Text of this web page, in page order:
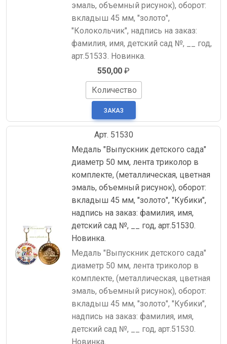
эмаль, объемный рисунок), оборот:
вкладыш 45 мм, "золото",
"Колокольчик", надпись на заказ:
фамилия, имя, детский сад №, __ год,
арт.51533. Новинка.
550,00 ₽
Количество
Арт. 51530
Медаль "Выпускник детского сада"
диаметр 50 мм, лента триколор в
комплекте, (металлическая, цветная
эмаль, объемный рисунок), оборот:
вкладыш 45 мм, "золото", "Кубики",
надпись на заказ: фамилия, имя,
детский сад №, __ год, арт.51530.
Новинка.
Медаль "Выпускник детского сада"
диаметр 50 мм, лента триколор в
комплекте, (металлическая, цветная
эмаль, объемный рисунок), оборот:
вкладыш 45 мм, "золото", "Кубики",
надпись на заказ: фамилия, имя,
детский сад №, __ год, арт.51530.
Новинка.